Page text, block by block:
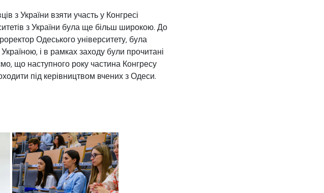
з України взяти участь у Конгресі
з України була ще більш широкою. До
Одеського університету, була
і в рамках заходу були прочитані
що наступного року частина Конгресу
під керівництвом вчених з Одеси.